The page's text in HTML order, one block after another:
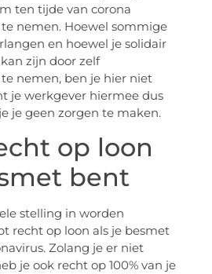
ten tijde van corona
nemen. Hoewel sommige
en hoewel je solidair
zijn door zelf
nemen, ben je hier niet
je werkgever hiermee dus
je geen zorgen te maken.
op loon
bent
stelling in worden
recht op loon als je besmet
Zolang je er niet
je ook recht op 100% van je